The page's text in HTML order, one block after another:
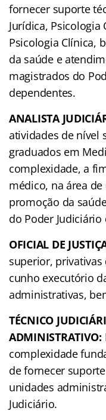
fornecer suporte
Jurídica,
Psicologia Clínica,
da saúde e
magistrados do
dependentes.
ANALISTA
atividades de nível
graduados em
complexidade, a
médico, na área
promoção da
do Poder
OFICIAL DE
superior,
cunho executório
administrativas,
TÉCNICO
ADMINISTRATIVO:
complexidade
de fornecer
unidades
Judiciário.